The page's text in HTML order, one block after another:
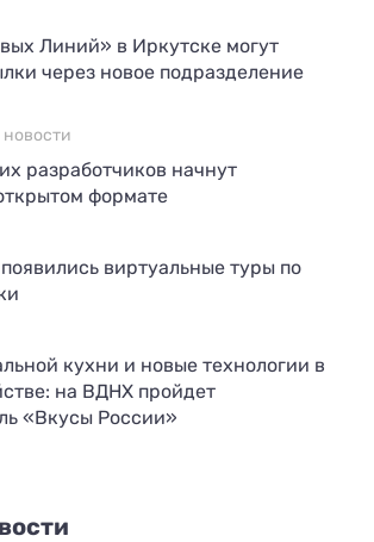
Линий» в Иркутске могут
через новое подразделение
разработчиков начнут
формате
виртуальные туры по
кухни и новые технологии в
на ВДНХ пройдет
«Вкусы России»